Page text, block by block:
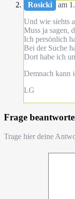
Rosicki
am
Und wie siehts
Muss ja sagen,
Ich persönlich
Bei der Suche
Dort habe ich
Demnach kann
LG
Frage
Trage hier deine